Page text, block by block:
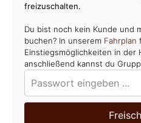
freizuschalten.
Du bist noch kein Kunde und
buchen? In unserem Fahrplan
Einstiegsmöglichkeiten in der
anschließend kannst du